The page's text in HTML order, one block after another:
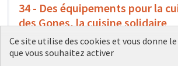
34 - Des équipements pour la
des Gones, la cuisine solidaire
partagée
Ville de Lyon 0 0
Ce site utilise des cookies et vous donne
que vous souhaitez activer